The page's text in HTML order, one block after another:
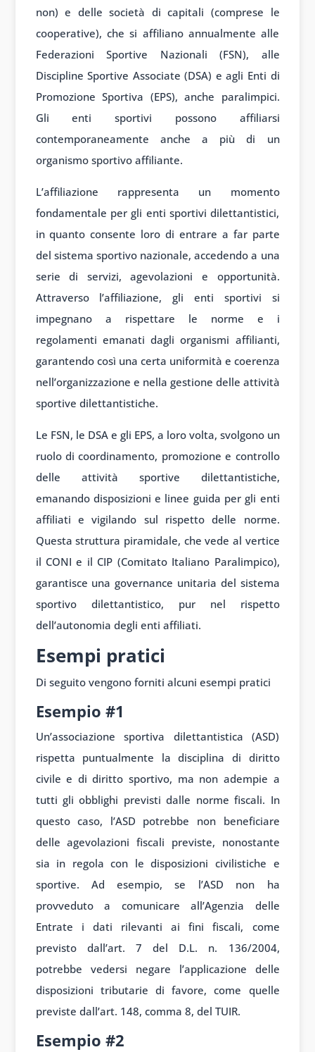
non) e delle società di capitali (comprese le
cooperative), che si affiliano annualmente alle
Federazioni Sportive Nazionali (FSN), alle
Discipline Sportive Associate (DSA) e agli Enti di
Promozione Sportiva (EPS), anche paralimpici.
Gli enti sportivi possono affiliarsi
contemporaneamente anche a più di un
organismo sportivo affiliante.
L’affiliazione rappresenta un momento
fondamentale per gli enti sportivi dilettantistici,
in quanto consente loro di entrare a far parte
del sistema sportivo nazionale, accedendo a una
serie di servizi, agevolazioni e opportunità.
Attraverso l’affiliazione, gli enti sportivi si
impegnano a rispettare le norme e i
regolamenti emanati dagli organismi affilianti,
garantendo così una certa uniformità e coerenza
nell’organizzazione e nella gestione delle attività
sportive dilettantistiche.
Le FSN, le DSA e gli EPS, a loro volta, svolgono un
ruolo di coordinamento, promozione e controllo
delle attività sportive dilettantistiche,
emanando disposizioni e linee guida per gli enti
affiliati e vigilando sul rispetto delle norme.
Questa struttura piramidale, che vede al vertice
il CONI e il CIP (Comitato Italiano Paralimpico),
garantisce una governance unitaria del sistema
sportivo dilettantistico, pur nel rispetto
dell’autonomia degli enti affiliati.
Esempi pratici
Di seguito vengono forniti alcuni esempi pratici
Esempio #1
Un’associazione sportiva dilettantistica (ASD)
rispetta puntualmente la disciplina di diritto
civile e di diritto sportivo, ma non adempie a
tutti gli obblighi previsti dalle norme fiscali. In
questo caso, l’ASD potrebbe non beneficiare
delle agevolazioni fiscali previste, nonostante
sia in regola con le disposizioni civilistiche e
sportive. Ad esempio, se l’ASD non ha
provveduto a comunicare all’Agenzia delle
Entrate i dati rilevanti ai fini fiscali, come
previsto dall’art. 7 del D.L. n. 136/2004,
potrebbe vedersi negare l’applicazione delle
disposizioni tributarie di favore, come quelle
previste dall’art. 148, comma 8, del TUIR.
Esempio #2